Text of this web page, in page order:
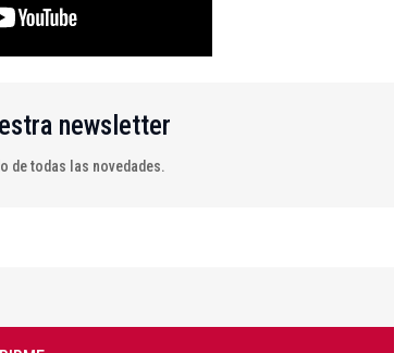
newsletter
de todas las novedades.